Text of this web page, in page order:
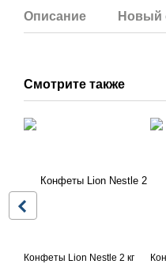
Описание Новый
Смотрите также
Конфеты Lion Nestle 2 кг